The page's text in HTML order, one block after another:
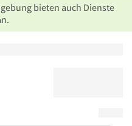
bieten auch Dienste